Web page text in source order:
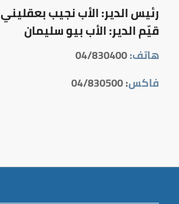
رئيس الدير: الأب نجيب بعقليني
قيّم الدير: الأب بيو سليمان
هاتف:04/830400
فاكس: 04/830500